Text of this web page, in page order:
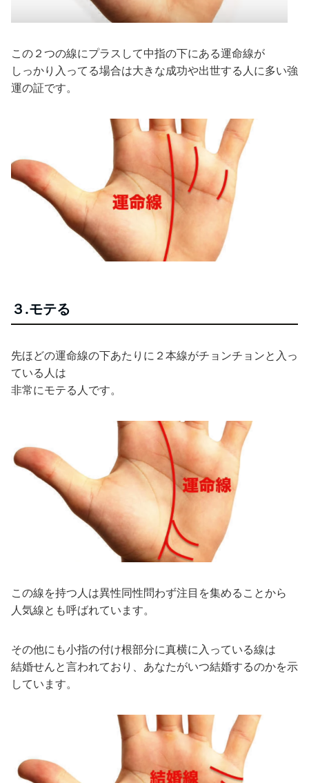
この２つの線にプラスして中指の下にある運命線が
しっかり入ってる場合は大きな成功や出世する人に多い強
運の証です。
３.モテる
先ほどの運命線の下あたりに２本線がチョンチョンと入っ
ている人は
非常にモテる人です。
この線を持つ人は異性同性問わず注目を集めることから
人気線とも呼ばれています。
その他にも小指の付け根部分に真横に入っている線は
結婚せんと言われており、あなたがいつ結婚するのかを示
しています。